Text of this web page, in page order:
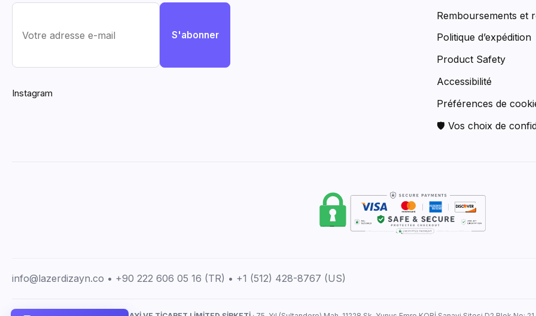
S'abonner
Instagram
Remboursements et
Politique d’expédition
Product Safety
Accessibilité
Préférences de
🛡 Vos choix de
info@lazerdizayn.co • +90 222 606 05 16 (TR) • +1 (512) 428-8767 (US)